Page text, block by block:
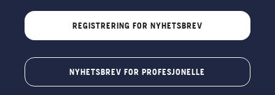
REGISTRERING FOR NYHETSBREV
NYHETSBREV FOR PROFESJONELLE